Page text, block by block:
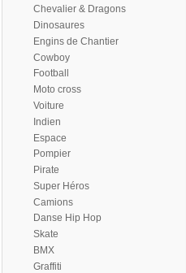
Chevalier & Dragons
Dinosaures
Engins de Chantier
Cowboy
Football
Moto cross
Voiture
Indien
Espace
Pompier
Pirate
Super Héros
Camions
Danse Hip Hop
Skate
BMX
Graffiti